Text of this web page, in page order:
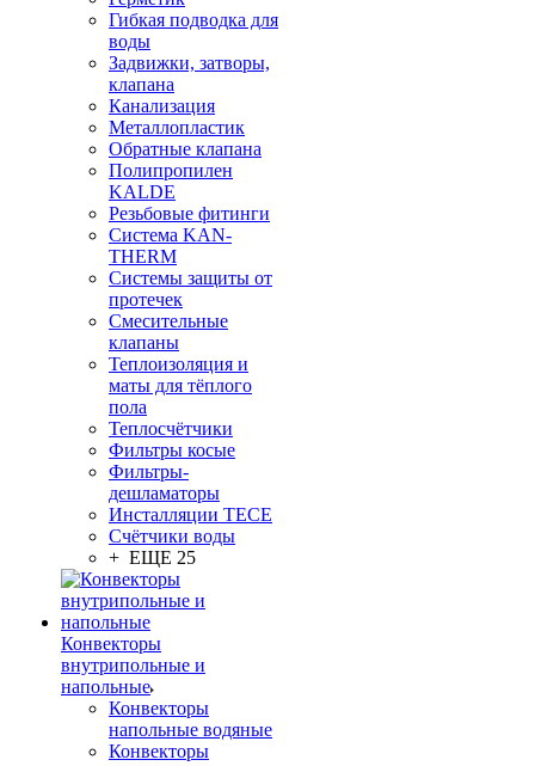
Гибкая подводка для
воды
Задвижки, затворы,
клапана
Канализация
Металлопластик
Обратные клапана
Полипропилен
KALDE
Резьбовые фитинги
Система KAN-
THERM
Системы защиты от
протечек
Смесительные
клапаны
Теплоизоляция и
маты для тёплого
пола
Теплосчётчики
Фильтры косые
Фильтры-
дешламаторы
Инсталляции TECE
Счётчики воды
+ ЕЩЕ 25
Конвекторы
внутрипольные и
напольные
Конвекторы
напольные водяные
Конвекторы